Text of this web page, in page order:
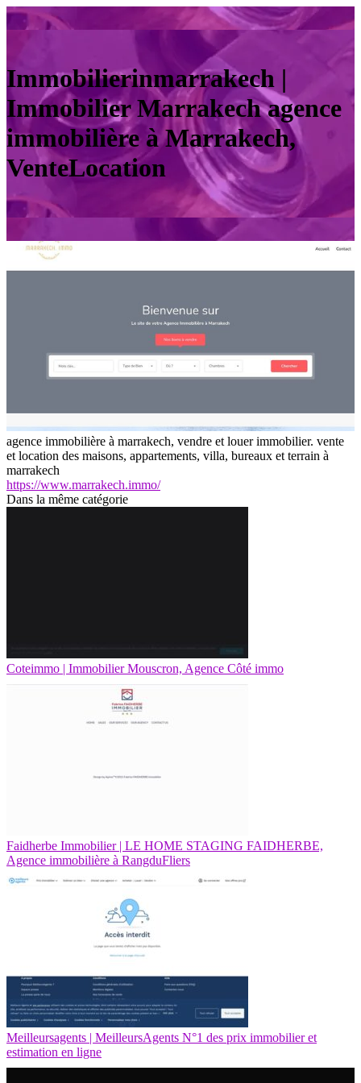
Immobilierinmarrakech |
Immobilier Marrakech agence
immobilière à Marrakech,
VenteLocation
agence immobilière à marrakech, vendre et louer immobilier. vente
et location des maisons, appartements, villa, bureaux et terrain à
marrakech
https://www.marrakech.immo/
Dans la même catégorie
Coteimmo | Immobilier Mouscron, Agence Côté immo
Faidherbe Immobilier | LE HOME STAGING FAIDHERBE,
Agence immobilière à RangduFliers
Meilleursagents | Meil­leursAgents N°1 des prix immobilier et
estimation en ligne